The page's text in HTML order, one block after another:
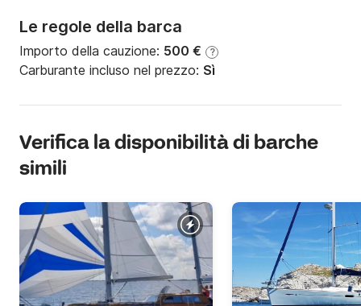
Le regole della barca
Importo della cauzione: 500 € ?
Carburante incluso nel prezzo: Sì
Verifica la disponibilità di barche
simili